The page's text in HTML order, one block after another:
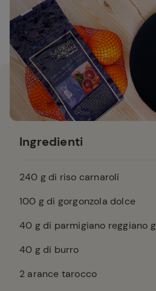
Ingredienti
240 g di riso carnaroli
100 g di gorgonzola dolce
40 g di parmigiano reggiano
40 g di burro
2 arance tarocco